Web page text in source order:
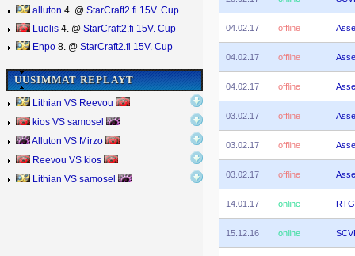
alluton 4. @ StarCraft2.fi 15V. Cup
Luolis 4. @ StarCraft2.fi 15V. Cup
Enpo 8. @ StarCraft2.fi 15V. Cup
UUSIMMAT REPLAYT
Lithian VS Reevou
kios VS samosel
Alluton VS Mirzo
Reevou VS kios
Lithian VS samosel
04.02.17 offline
04.02.17 offline
04.02.17 offline
03.02.17 offline
03.02.17 offline
03.02.17 offline
14.01.17 online
15.12.16 online